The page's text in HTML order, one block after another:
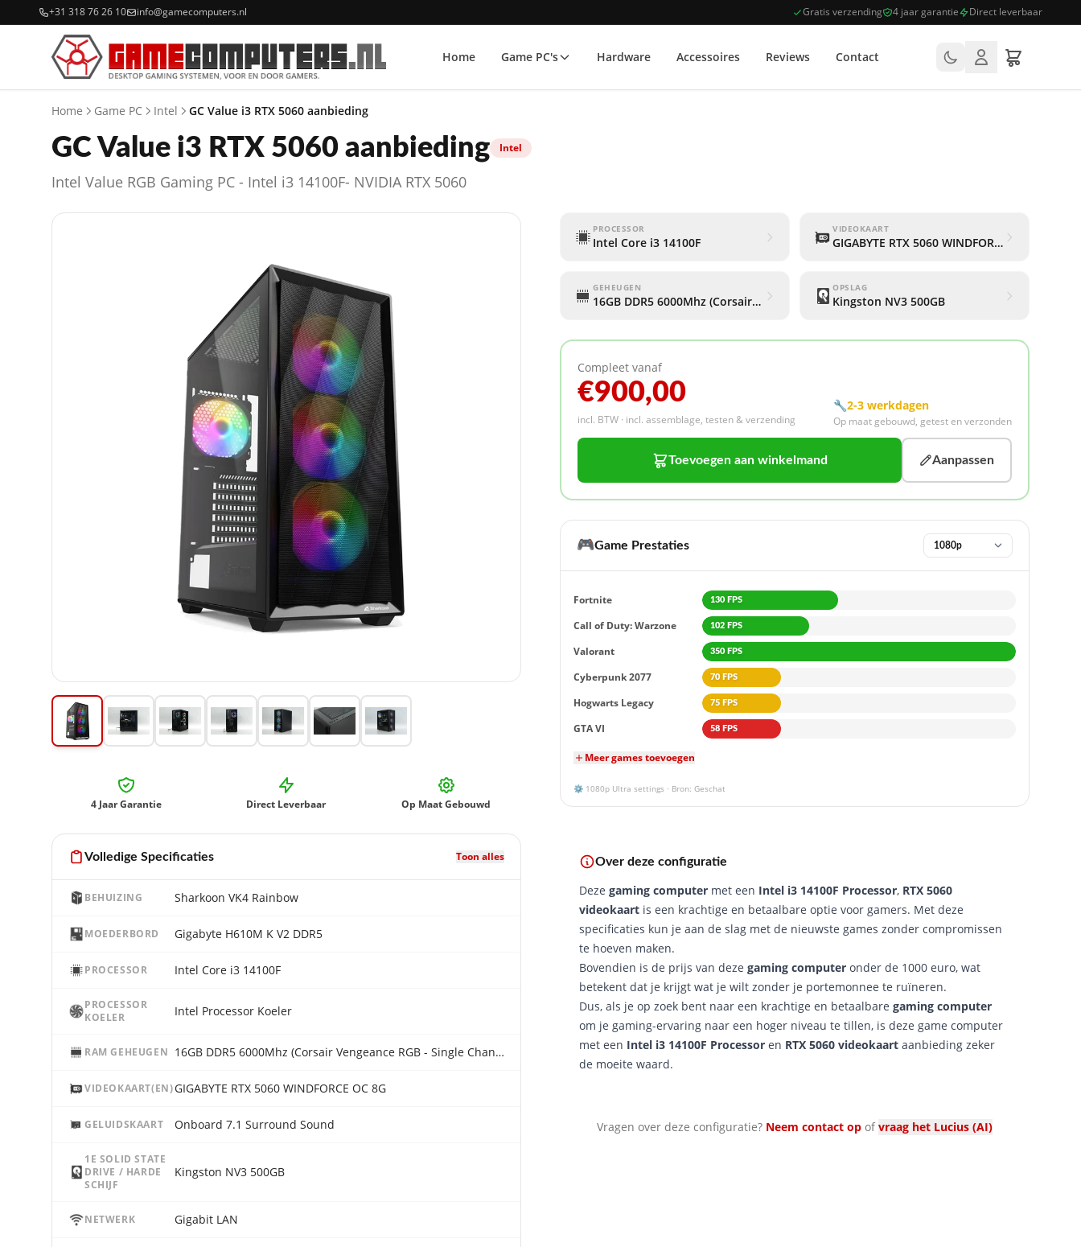
+31 318 76 26 10 info@gamecomputers.nl Gratis verzending 4 jaar garantie Direct leverbaar
Home Game PC's Hardware Accessoires Reviews Contact
Home Game PC Intel GC Value i3 RTX 5060 aanbieding
GC Value i3 RTX 5060 aanbieding Intel
Intel Value RGB Gaming PC - Intel i3 14100F- NVIDIA RTX 5060
4 Jaar Garantie Direct Leverbaar Op Maat Gebouwd
Volledige Specificaties Toon alles
BEHUIZING Sharkoon VK4 Rainbow
MOEDERBORD Gigabyte H610M K V2 DDR5
PROCESSOR Intel Core i3 14100F
PROCESSOR
KOELER
Intel Processor Koeler
RAM GEHEUGEN 16GB DDR5 6000Mhz (Corsair Vengeance RGB - Single Channel)
VIDEOKAART(EN)GIGABYTE RTX 5060 WINDFORCE OC 8G
GELUIDSKAART Onboard 7.1 Surround Sound
1E SOLID STATE
DRIVE / HARDE
SCHIJF
Kingston NV3 500GB
NETWERK Gigabit LAN
PROCESSOR
Intel Core i3 14100F
VIDEOKAART
GIGABYTE RTX 5060 WINDFORCE OC 8G
GEHEUGEN
16GB DDR5 6000Mhz (Corsair Vengeance RGB - Single Channel)
OPSLAG
Kingston NV3 500GB
Compleet vanaf
€900,00
incl. BTW · incl. assemblage, testen & verzending
🔧2-3 werkdagen
Op maat gebouwd, getest en verzonden
Toevoegen aan winkelmand Aanpassen
🎮Game Prestaties
Fortnite 130 FPS
Call of Duty: Warzone 102 FPS
Valorant 350 FPS
Cyberpunk 2077 70 FPS
Hogwarts Legacy 75 FPS
GTA VI 58 FPS
Meer games toevoegen
⚙️ 1080p Ultra settings · Bron: Geschat
Over deze configuratie
Deze gaming computer met een Intel i3 14100F Processor, RTX 5060
videokaart is een krachtige en betaalbare optie voor gamers. Met deze
specificaties kun je aan de slag met de nieuwste games zonder compromissen
te hoeven maken.
Bovendien is de prijs van deze gaming computer onder de 1000 euro, wat
betekent dat je krijgt wat je wilt zonder je portemonnee te ruïneren.
Dus, als je op zoek bent naar een krachtige en betaalbare gaming computer
om je gaming-ervaring naar een hoger niveau te tillen, is deze game computer
met een Intel i3 14100F Processor en RTX 5060 videokaart aanbieding zeker
de moeite waard.
Vragen over deze configuratie? Neem contact op ofvraag het Lucius (AI)